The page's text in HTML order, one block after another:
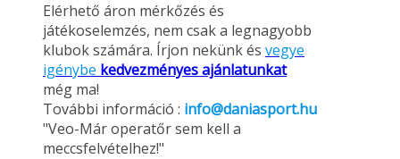
Elérhető áron mérkőzés és
játékoselemzés, nem csak a legnagyobb
klubok számára. Írjon nekünk és vegye
igénybe kedvezményes ajánlatunkat
még ma!
További információ : info@daniasport.hu
"Veo-Már operatőr sem kell a
meccsfelvételhez!"